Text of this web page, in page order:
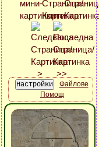
Файлове
Помощ